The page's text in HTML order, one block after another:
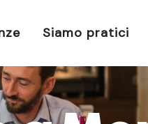
Siamo pratici